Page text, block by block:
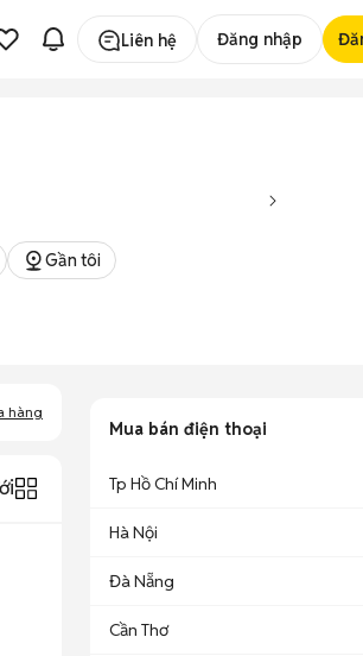
Liên hệ Đăng nhập
Gần tôi
hàng
Mua bán điện thoại
Tp Hồ Chí Minh
Hà Nội
Đà Nẵng
Cần Thơ